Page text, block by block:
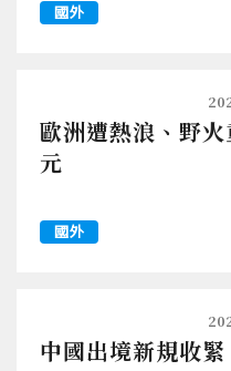
國外
歐洲遭熱浪、野
元
國外
中國出境新規收